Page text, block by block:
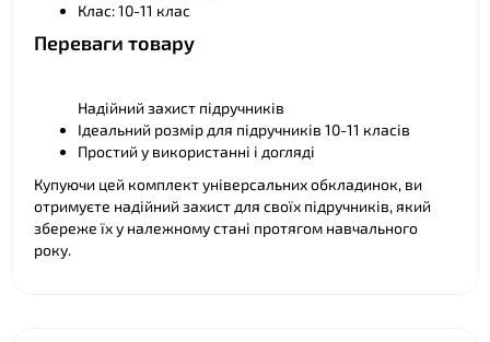
Клас: 10-11 клас
Переваги товару
Надійний захист підручників
Ідеальний розмір для підручників 10-11 класів
Простий у використанні і догляді
Купуючи цей комплект універсальних обкладинок, ви
отримуєте надійний захист для своїх підручників, який
збереже їх у належному стані протягом навчального
року.
❤